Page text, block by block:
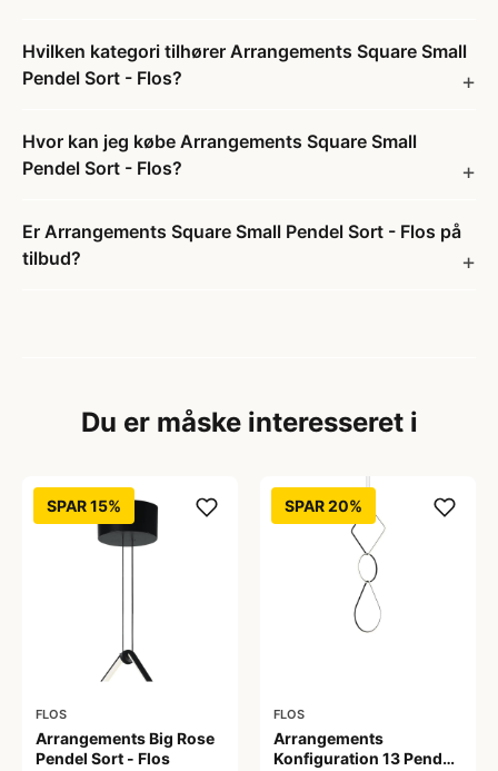
Hvilken kategori tilhører Arrangements Square Small
Pendel Sort - Flos?
Hvor kan jeg købe Arrangements Square Small
Pendel Sort - Flos?
Er Arrangements Square Small Pendel Sort - Flos på
tilbud?
Du er måske interesseret i
SPAR 15%
FLOS
Arrangements Big Rose
Pendel Sort - Flos
SPAR 20%
FLOS
Arrangements
Konfiguration 13 Pendel